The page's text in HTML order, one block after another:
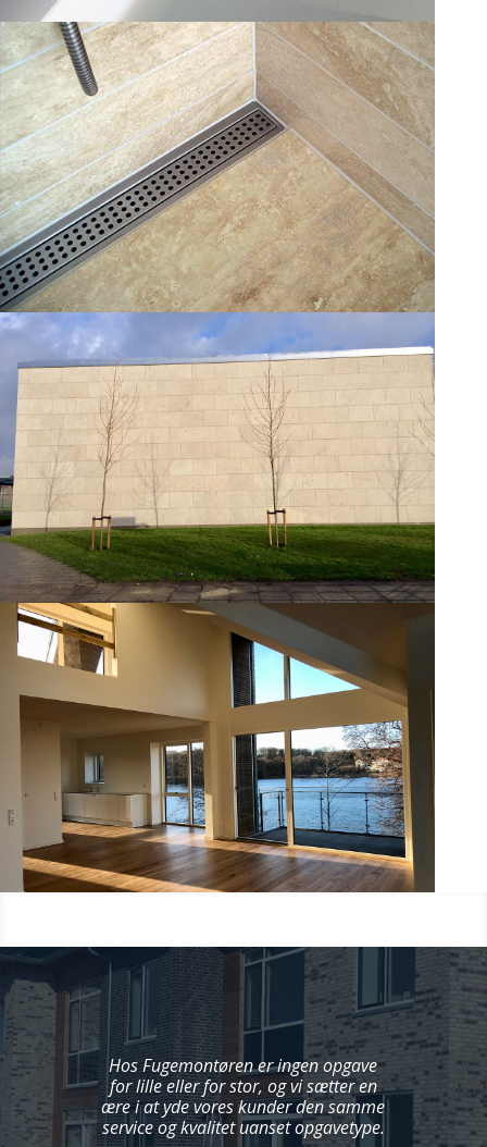
Hos Fugemontøren er ingen opgave
for lille eller for stor, og vi sætter en
ære i at yde vores kunder den samme
service og kvalitet uanset opgavetype.